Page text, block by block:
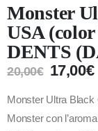
Monster
USA
DENTS
20,00€ 17,00€
Monster Ultra Black
Monster con